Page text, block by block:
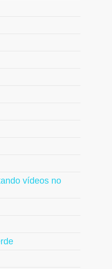
vídeos no